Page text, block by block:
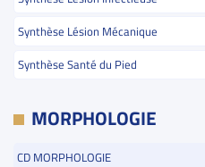
Synthèse Lésion Mécanique
Synthèse Santé du Pied
MORPHOLOGIE
CD MORPHOLOGIE